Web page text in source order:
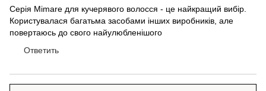
Серія Mimare для кучерявого волосся - це найкращий вибір.
Користувалася багатьма засобами інших виробників, але
повертаюсь до свого найулюбленішого
Ответить